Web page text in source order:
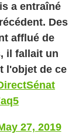
a entraîné
Des
afflué de
il fallait un
l'objet de ce
27, 2019